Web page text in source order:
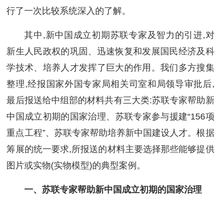
行了一次比较系统深入的了解。
其中,新中国成立初期苏联专家及智力的引进,对
新生人民政权的巩固、迅速恢复和发展国民经济及科
学技术、培养人才发挥了巨大的作用。我们多方搜集
整理,经报国家外国专家局相关司室和局领导审批后,
最后报送给中组部的材料共有三大类:苏联专家帮助新
中国成立初期的国家治理、苏联专家参与援建“156项
重点工程”、苏联专家帮助培养新中国建设人才。根据
筹展的统一要求,所报送的材料主要选择那些能够提供
图片或实物(实物模型)的典型案例。
一、苏联专家帮助新中国成立初期的国家治理